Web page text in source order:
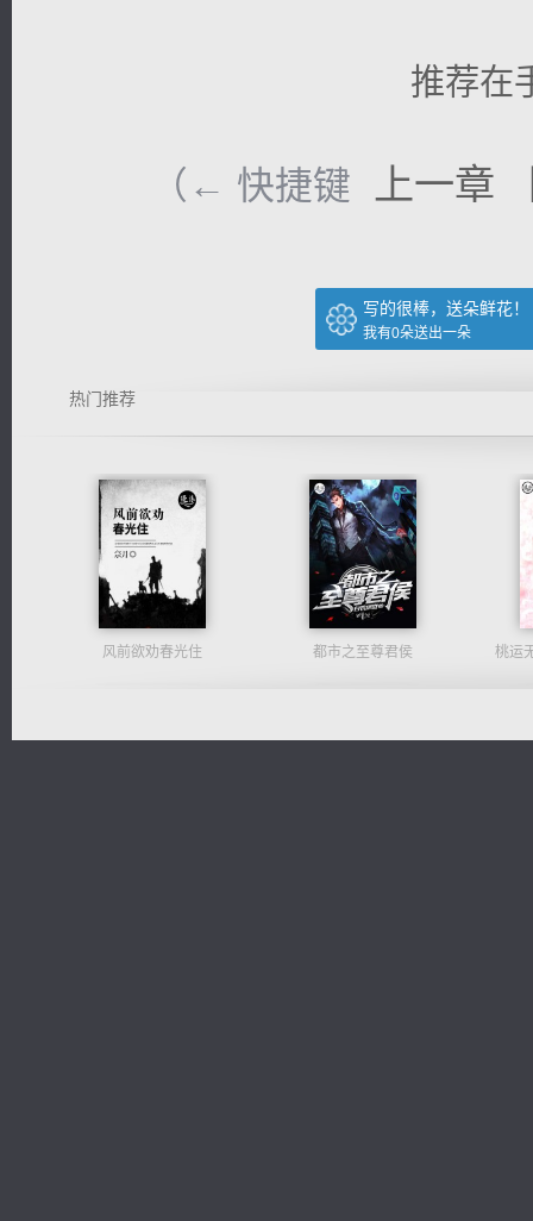
推荐在
（← 快捷键 上一章
写的很棒，送朵鲜花！
我有0朵送出一朵
热门推荐
风前欲劝春光住 都市之至尊君侯 桃运